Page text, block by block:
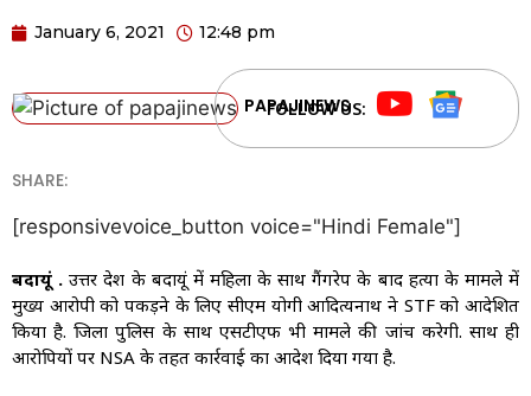
January 6, 2021 12:48 pm
PAPAJINEWS
FOLLOW US:
SHARE:
[responsivevoice_button voice="Hindi Female"]
बदायूं . उत्तर प्रदेश के बदायूं में महिला के साथ गैंगरेप के बाद हत्या के मामले में
मुख्य आरोपी को पकड़ने के लिए सीएम योगी आदित्यनाथ ने STF को आदेशित
किया है. जिला पुलिस के साथ एसटीएफ भी मामले की जांच करेगी. साथ ही
आरोपियों पर NSA के तहत कार्रवाई का आदेश दिया गया है.